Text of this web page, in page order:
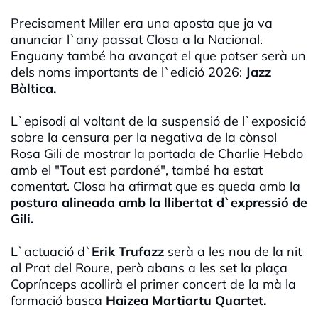
Precisament Miller era una aposta que ja va
anunciar l`any passat Closa a la Nacional.
Enguany també ha avançat el que potser serà un
dels noms importants de l`edició 2026: Jazz
Bàltica.
L`episodi al voltant de la suspensió de l`exposició
sobre la censura per la negativa de la cònsol
Rosa Gili de mostrar la portada de Charlie Hebdo
amb el "Tout est pardoné", també ha estat
comentat. Closa ha afirmat que es queda amb la
postura alineada amb la llibertat d`expressió de
Gili.
L`actuació d` Erik Trufazz serà a les nou de la nit
al Prat del Roure, però abans a les set la plaça
Coprínceps acollirà el primer concert de la mà la
formació basca Haizea Martiartu Quartet.